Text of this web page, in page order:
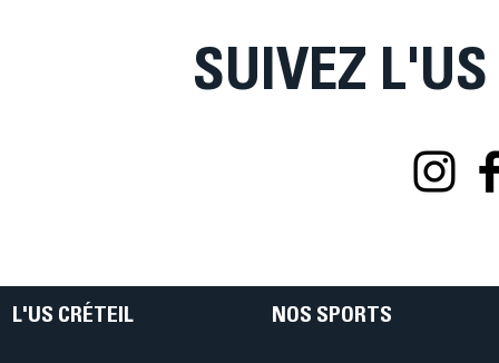
SUIVEZ
L'US CRÉTEIL NOS SPORTS